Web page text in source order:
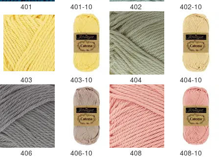
401 401-10 402 402-10
403 403-10 404 404-10
406 406-10 408 408-10